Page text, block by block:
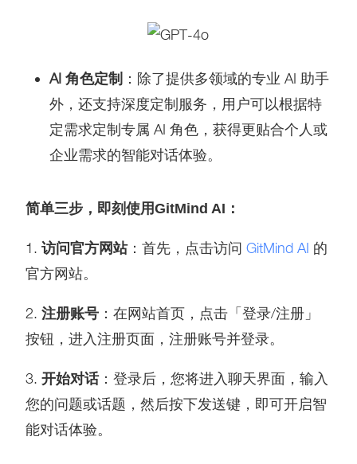
AI 角色定制 ：除了提供多领域的专业 AI 助手
外，还支持深度定制服务，用户可以根据特
定需求定制专属 AI 角色，获得更贴合个人或
企业需求的智能对话体验。
简单三步，即刻使用GitMind AI：
1.访问官方网站：首先，点击访问GitMind AI 的
官方网站。
2.注册账号 ：在网站首页，点击「登录/注册」
按钮，进入注册页面，注册账号并登录。
3.开始对话：登录后，您将进入聊天界面，输入
您的问题或话题，然后按下发送键，即可开启智
能对话体验。